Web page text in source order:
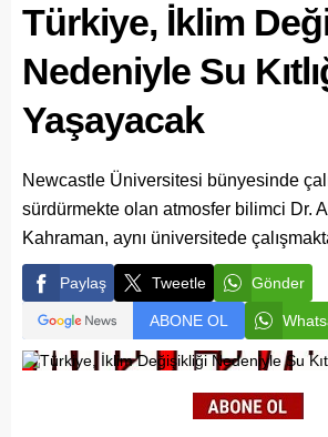
Türkiye, İklim
Nedeniyle Su
Yaşayacak
Newcastle Üniversitesi bünyesinde
sürdürmekte olan atmosfer bilimci Dr.
Kahraman, aynı üniversitede
Paylaş Tweetle Gönder
ABONE OL